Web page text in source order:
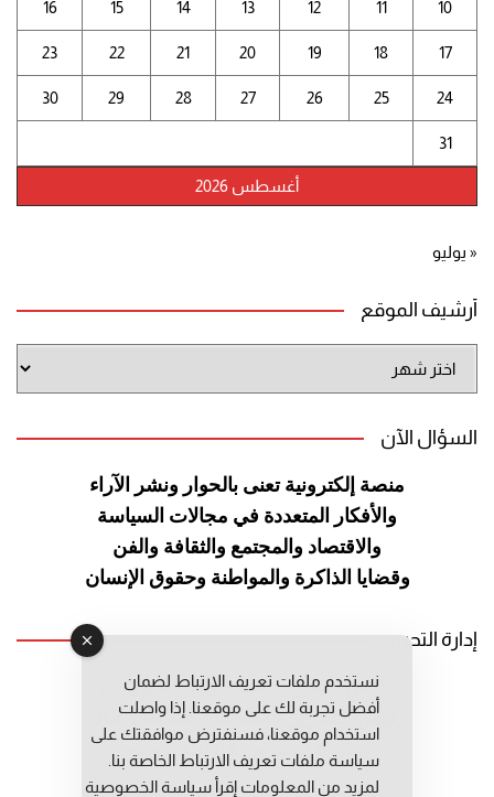
أغسطس 2026
10
11
12
13
14
15
16
17
18
19
20
21
22
23
24
25
26
27
28
29
30
31
« يوليو
أرشيف الموقع
الموقع
السؤال الآن
منصة إلكترونية تعنى بالحوار ونشر الآراء
والأفكار المتعددة في مجالات السياسة
والاقتصاد والمجتمع والثقافة والفن
وقضايا الذاكرة والمواطنة وحقوق الإنسان
إدارة التحرير
رئيس التحرير: عبد الرحيم التوراني
رئيس التحرير المساعد: المعطي قبال
مديرة التحرير: فاطمة حوحو
نستخدم ملفات تعريف الارتباط لضمان
أفضل تجربة لك على موقعنا. إذا واصلت
استخدام موقعنا، فسنفترض موافقتك على
سياسة ملفات تعريف الارتباط الخاصة بنا.
لمزيد من المعلومات إقرأ سياسة الخصوصية